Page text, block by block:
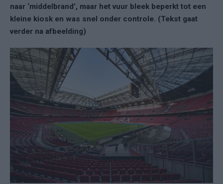
naar ‘middelbrand’, maar het vuur bleek beperkt tot een
kleine kiosk en was snel onder controle. (Tekst gaat
verder na afbeelding)